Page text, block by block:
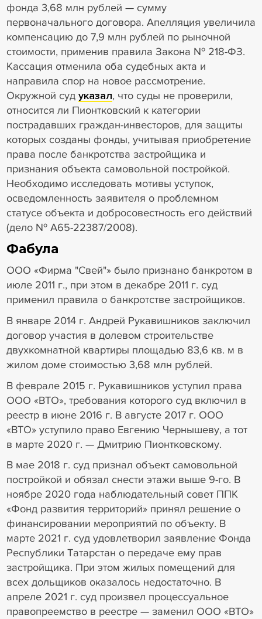
фонда 3,68 млн рублей — сумму
первоначального договора. Апелляция увеличила
компенсацию до 7,9 млн рублей по рыночной
стоимости, применив правила Закона № 218-ФЗ.
Кассация отменила оба судебных акта и
направила спор на новое рассмотрение.
Окружной суд указал, что суды не проверили,
относится ли Пионтковский к категории
пострадавших граждан-инвесторов, для защиты
которых созданы фонды, учитывая приобретение
права после банкротства застройщика и
признания объекта самовольной постройкой.
Необходимо исследовать мотивы уступок,
осведомленность заявителя о проблемном
статусе объекта и добросовестность его действий
(дело № А65-22387/2008).
Фабула
ООО «Фирма "Свей"» было признано банкротом в
июле 2011 г., при этом в декабре 2011 г. суд
применил правила о банкротстве застройщиков.
В январе 2014 г. Андрей Рукавишников заключил
договор участия в долевом строительстве
двухкомнатной квартиры площадью 83,6 кв. м в
жилом доме стоимостью 3,68 млн рублей.
В феврале 2015 г. Рукавишников уступил права
ООО «ВТО», требования которого суд включил в
реестр в июне 2016 г. В августе 2017 г. ООО
«ВТО» уступило право Евгению Чернышеву, а тот
в марте 2020 г. — Дмитрию Пионтковскому.
В мае 2018 г. суд признал объект самовольной
постройкой и обязал снести этажи выше 9-го. В
ноябре 2020 года наблюдательный совет ППК
«Фонд развития территорий» принял решение о
финансировании мероприятий по объекту. В
марте 2021 г. суд удовлетворил заявление Фонда
Республики Татарстан о передаче ему прав
застройщика. При этом жилых помещений для
всех дольщиков оказалось недостаточно. В
апреле 2021 г. суд произвел процессуальное
правопреемство в реестре — заменил ООО «ВТО»